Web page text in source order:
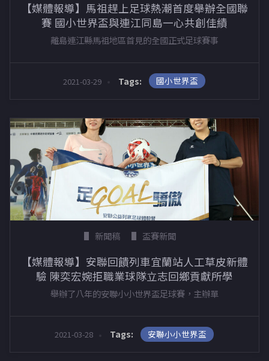
【媒體報導】馬祖趕上足球熱潮首度舉辦全國聯
賽 國小世界盃與連江同島一心共創佳績
離島連江縣馬祖地區首見的全國正式足球賽事
2021-03-29 Tags: 國小世界盃
新聞稿 盃賽新聞
【媒體報導】安聯回饋列車宜蘭站人工草皮新體
驗 陳奕宏婉拒職業球隊立志回鄉貢獻所學
舉辦了八年的安聯小小世界盃足球賽，主辦單
2021-03-28 Tags: 安聯小小世界盃